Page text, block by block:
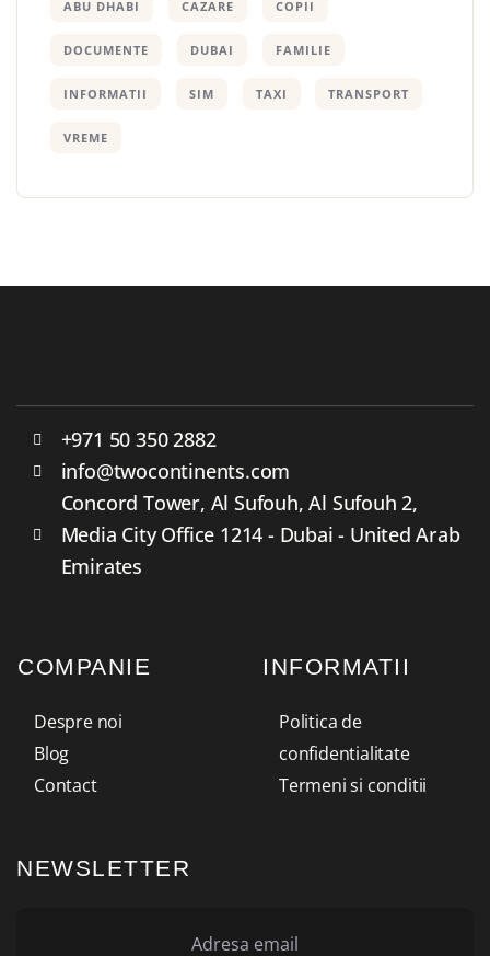
ABU DHABI CAZARE COPII
DOCUMENTE DUBAI FAMILIE
INFORMATII SIM TAXI TRANSPORT
VREME
+971 50 350 2882
info@twocontinents.com
Concord Tower, Al Sufouh, Al Sufouh 2,
Media City Office 1214 - Dubai - United Arab
Emirates
COMPANIE
Despre noi
Blog
Contact
INFORMATII
Politica de
confidentialitate
Termeni si conditii
NEWSLETTER